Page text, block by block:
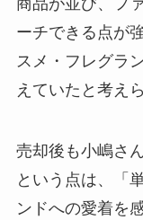
商品が並び、フ
ーチできる点が
スメ・フレグラ
えていたと考え
売却後も小嶋さ
という点は、「
ンドへの愛着を